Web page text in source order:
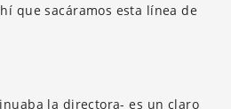
que sacáramos esta línea de
la directora- es un claro